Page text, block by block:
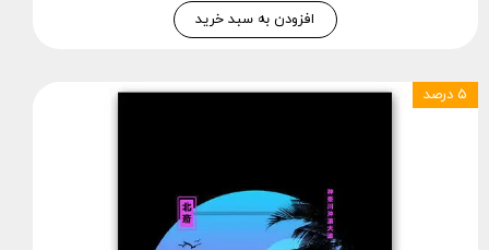
افزودن به سبد خرید
۵ درصد